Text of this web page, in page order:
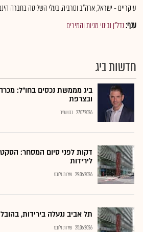
עיקריים - ישראל, ארה"ב וסרביה. בעלי השליטה בחברה
ענף:נדל"ן ובינוי מניות והמירים
חדשות ביג
ביג מממשת נכסים בחו"ל:
ובצרפת
27.07.2026 נבו שפיר
דקות לפני סיום המסחר:
לירידות
29.06.2026 שירות גלובס
תל אביב ננעלה בירידות,
25.06.2026 שירות גלובס